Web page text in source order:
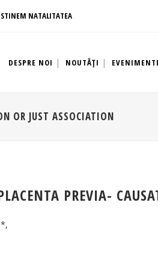
NATALITATEA
DESPRE NOI NOUTĂȚI
OR JUST ASSOCIATION
PREVIA-